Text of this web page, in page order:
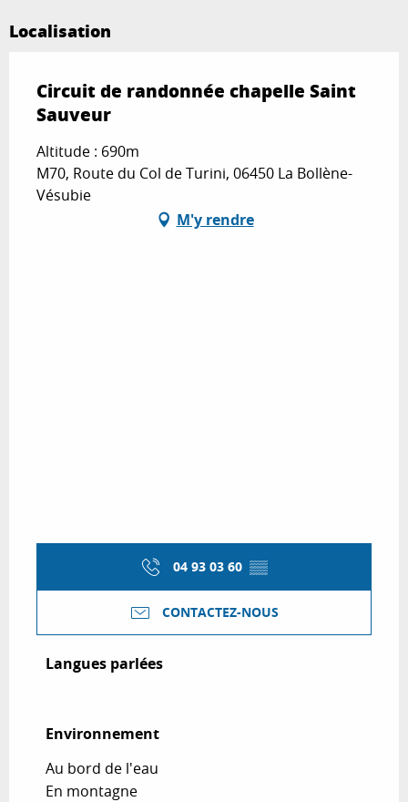
Localisation
Circuit de randonnée chapelle Saint
Sauveur
Altitude : 690m
M70, Route du Col de Turini, 06450 La Bollène-
Vésubie
M'y rendre
04 93 03 60 ▒▒
CONTACTEZ-NOUS
Langues parlées
Langues parlées
Environnement
Environnement
Au bord de l'eau
En montagne